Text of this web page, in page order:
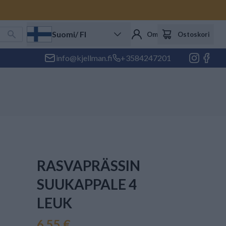
Suomi/ FI Oma tili Ostoskori
info@kjellman.fi +3584247201
RASVAPRÄSSIN
SUUKAPPALE 4
LEUK